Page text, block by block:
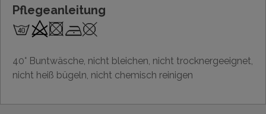
Pflegeanleitung
40° Buntwäsche, nicht bleichen, nicht trocknergeeignet,
nicht heiß bügeln, nicht chemisch reinigen